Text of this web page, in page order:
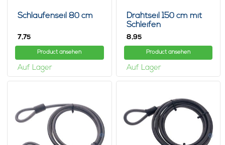
Schlaufenseil 80 cm
7,75
Product ansehen
Auf Lager
Drahtseil 150 cm mit
Schleifen
8,95
Product ansehen
Auf Lager